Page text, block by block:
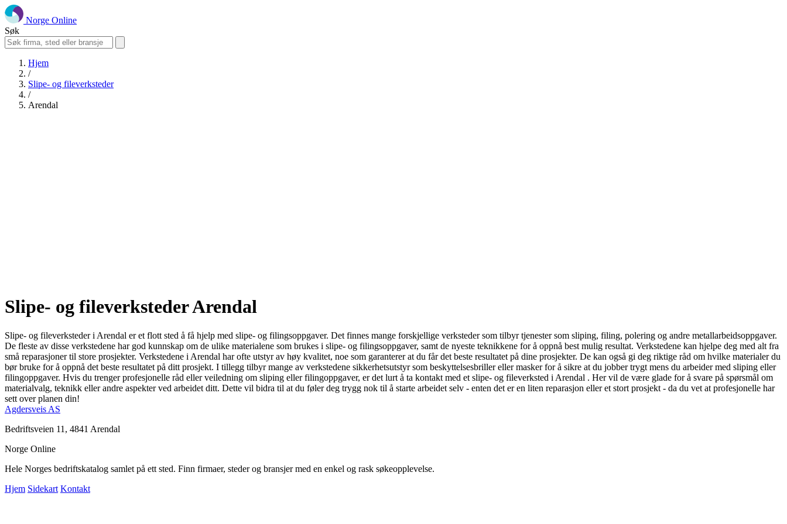
Norge Online
Søk
Hjem
/
Slipe- og fileverksteder
/
Arendal
Slipe- og fileverksteder Arendal
Slipe- og fileverksteder i Arendal er et flott sted å få hjelp med slipe- og filingsoppgaver. Det finnes mange forskjellige verksteder som tilbyr tjenester som sliping, filing, polering og andre metallarbeidsoppgaver.
De fleste av disse verkstedene har god kunnskap om de ulike materialene som brukes i slipe- og filingsoppgaver, samt de nyeste teknikkene for å oppnå best mulig resultat. Verkstedene kan hjelpe deg med alt fra
små reparasjoner til store prosjekter. Verkstedene i Arendal har ofte utstyr av høy kvalitet, noe som garanterer at du får det beste resultatet på dine prosjekter. De kan også gi deg riktige råd om hvilke materialer du
bør bruke for å oppnå det beste resultatet på ditt prosjekt. I tillegg tilbyr mange av verkstedene sikkerhetsutstyr som beskyttelsesbriller eller masker for å sikre at du jobber trygt mens du arbeider med sliping eller
filingoppgaver. Hvis du trenger profesjonelle råd eller veiledning om sliping eller filingoppgaver, er det lurt å ta kontakt med et slipe- og fileverksted i Arendal . Her vil de være glade for å svare på spørsmål om
materialvalg, teknikk eller andre aspekter ved arbeidet ditt. Dette vil bidra til at du føler deg trygg nok til å starte arbeidet selv - enten det er en liten reparasjon eller et stort prosjekt - da du vet at profesjonelle har
sett over planen din!
Agdersveis AS
Bedriftsveien 11, 4841 Arendal
Norge Online
Hele Norges bedriftskatalog samlet på ett sted. Finn firmaer, steder og bransjer med en enkel og rask søkeopplevelse.
Hjem Sidekart Kontakt